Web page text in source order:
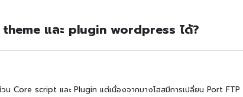
และ plugin wordpress ได้?
script และ Plugin แต่เนื่องจากบางโฮสมีการเปลี่ยน Port FTP